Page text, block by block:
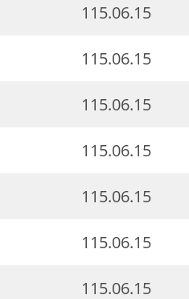
115.06.15
115.06.15
115.06.15
115.06.15
115.06.15
115.06.15
115.06.15